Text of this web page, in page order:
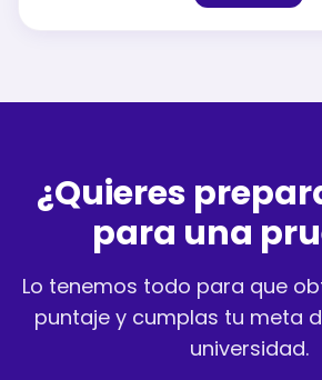
¿Quieres
para una
Lo tenemos todo para que
puntaje y cumplas tu meta
universidad.